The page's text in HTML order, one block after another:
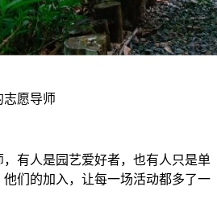
志愿导师
有人是园艺爱好者，也有人只是单
们的加入，让每一场活动都多了一